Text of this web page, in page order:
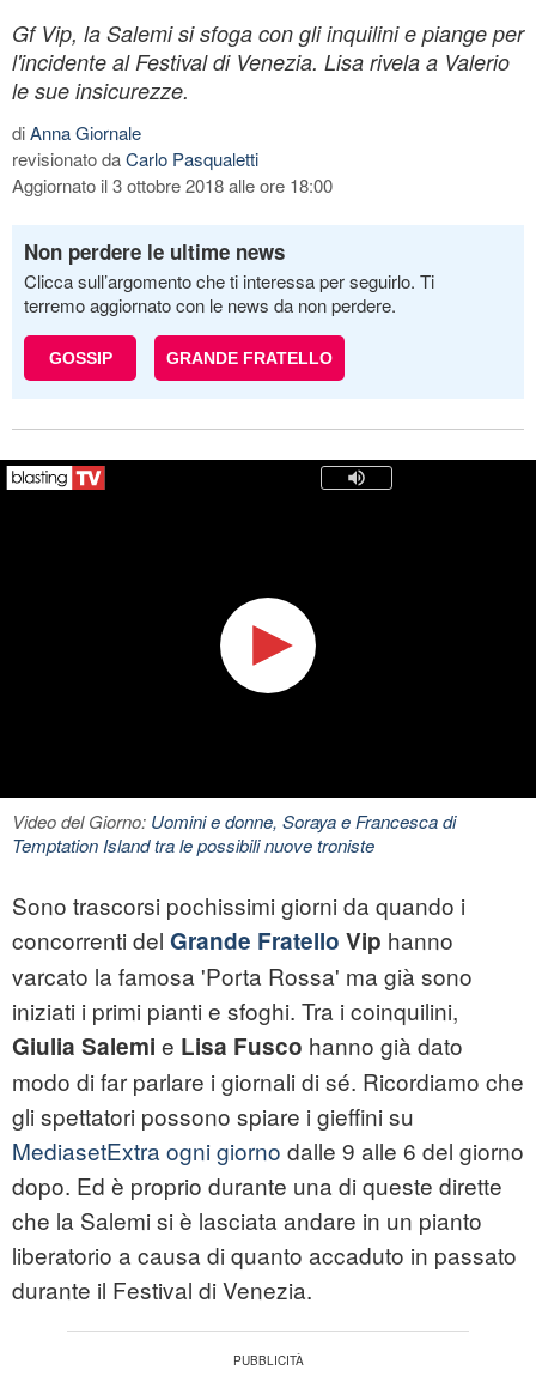
Gf Vip, la Salemi si sfoga con gli inquilini e piange per
l'incidente al Festival di Venezia. Lisa rivela a Valerio
le sue insicurezze.
diAnna Giornale
revisionato daCarlo Pasqualetti
Aggiornato il 3 ottobre 2018 alle ore 18:00
Non perdere le ultime news
Clicca sull’argomento che ti interessa per seguirlo. Ti
terremo aggiornato con le news da non perdere.
GOSSIP GRANDE FRATELLO
Video del Giorno: Uomini e donne, Soraya e Francesca di
Temptation Island tra le possibili nuove troniste
Sono trascorsi pochissimi giorni da quando i
concorrenti del Grande Fratello Vip hanno
varcato la famosa 'Porta Rossa' ma già sono
iniziati i primi pianti e sfoghi. Tra i coinquilini,
Giulia Salemi e Lisa Fusco hanno già dato
modo di far parlare i giornali di sé. Ricordiamo che
gli spettatori possono spiare i gieffini su
MediasetExtra ogni giorno dalle 9 alle 6 del giorno
dopo. Ed è proprio durante una di queste dirette
che la Salemi si è lasciata andare in un pianto
liberatorio a causa di quanto accaduto in passato
durante il Festival di Venezia.